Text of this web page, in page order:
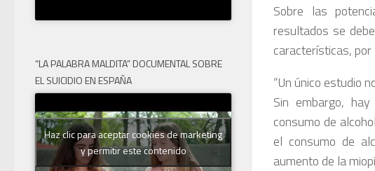
Sobre las
resultados se
características,
“Un único estudio
Sin embargo,
consumo de
el consumo de
aumento de la
“LA PALABRA MALDITA” DOCUMENTAL SOBRE
EL SUICIDIO EN ESPAÑA
Haz clic para aceptar cookies de marketing
y permitir este contenido